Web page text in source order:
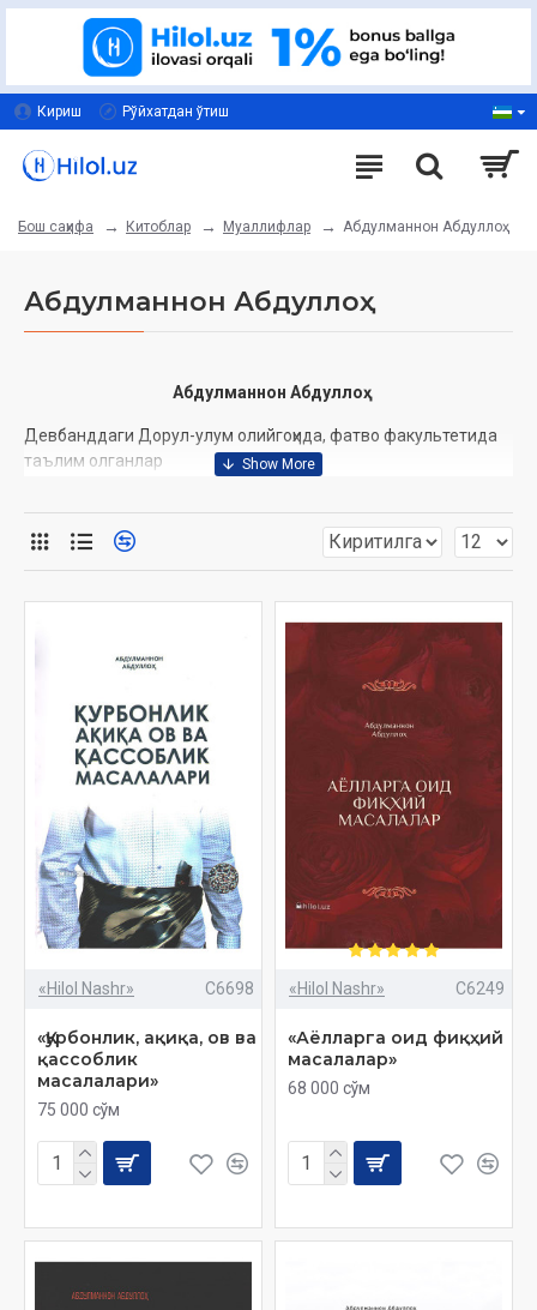
Кириш Рўйхатдан ўтиш
Бош саҳифа Китоблар Муаллифлар Абдулманнон Абдуллоҳ
Абдулманнон Абдуллоҳ
Абдулманнон Абдуллоҳ
Девбанддаги Дорул-улум олийгоҳида, фатво факультетида
таълим олганлар
Юсуф роҳматуллоҳи алайҳ ва Шайх Муҳаммад Тақий Усмоний
ҳафизаҳуллоҳ томонларидан ижоза берилган
Ислом молияси бўйича 30 йиллик тажрибага эга
1000 га яқин тадбиркорларга Ислом молиясига оид
илмларнинг таълимотлари берганлар
«Тижорат ва ишлаб чиқариш ҳақида тасаввур», «Сўнгги
сафар» (Ўлим ва у билан боғлиқ масалалар), «Закот китоби»
(Закотга оид фатволар) «Сафар китоби» (Сафарга оид
фиқҳий масалалар) каби китоблар муаллифи
«Hilol Nashr» C6698
«Қурбонлик, ақиқа, ов ва
қассоблик
масалалари»
75 000 сўм
«Hilol Nashr» C6249
«Аёлларга оид фиқҳий
масалалар»
68 000 сўм